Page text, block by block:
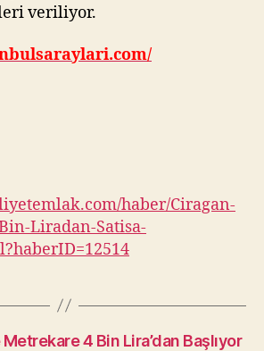
veriliyor.
haber/Ciragan-
Liradan-Satisa-
Metrekare 4 Bin Lira’dan Başlıyor